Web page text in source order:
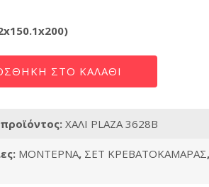
ΣΤΟ ΚΑΛΆΘΙ
ΧΑΛΙ PLAZA 3628B
ΜΟΝΤΕΡΝΑ, ΣΕΤ ΚΡΕΒΑΤΟΚΑΜΑΡΑΣ,